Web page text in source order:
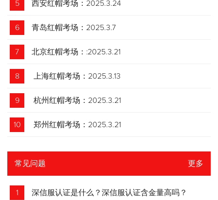
5 西安红帽考场：2025.3.24
6 青岛红帽考场：2025.3.7
7 北京红帽考场：:2025.3.21
8 上海红帽考场：2025.3.13
9 杭州红帽考场：2025.3.21
10 郑州红帽考场：2025.3.21
常见问题 更多
1 深信服认证是什么？深信服认证含金量高吗？